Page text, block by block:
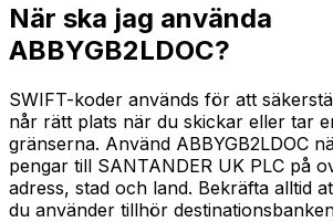
När ska jag använda
ABBYGB2LDOC?
SWIFT-koder används för att
når rätt plats när du skickar eller tar
gränserna. Använd ABBYGB2LDOC
pengar till SANTANDER UK PLC på
adress, stad och land. Bekräfta alltid
du använder tillhör